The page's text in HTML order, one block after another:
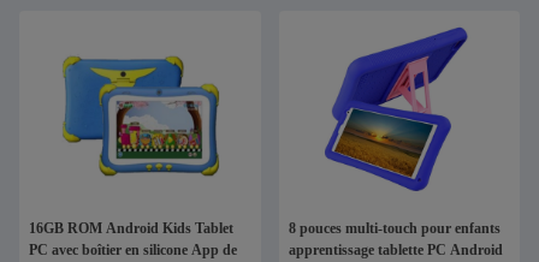
16GB ROM Android Kids Tablet
PC avec boîtier en silicone App de
8 pouces multi-touch pour enfants
apprentissage tablette PC Android